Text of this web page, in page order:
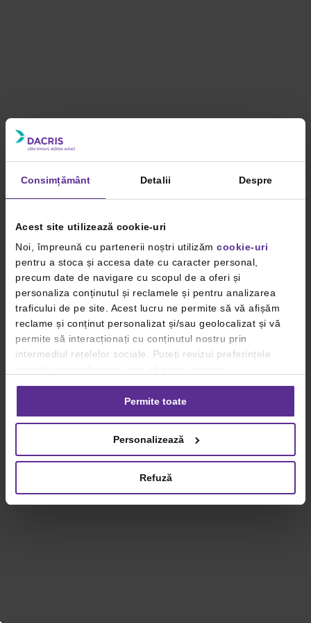
Consimțământ Detalii Despre
Acest site utilizează cookie-uri
Noi, împreună cu partenerii noștri utilizăm cookie-uri
pentru a stoca și accesa date cu caracter personal,
precum date de navigare cu scopul de a oferi și
personaliza conținutul și reclamele și pentru analizarea
traficului de pe site. Acest lucru ne permite să vă afișăm
reclame și conținut personalizat și/sau geolocalizat și vă
permite să interacționați cu conținutul nostru prin
intermediul rețelelor sociale. Puteți revizui preferințele
consimțământul oricând, făcând click pe linkul către
setările dvs. de cookie-uri.
privind utilizarea modulelor cookie.Detalii
Permite toate
Personalizează
Refuză